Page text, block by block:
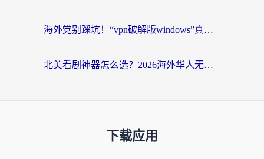
海外党别踩坑！“vpn破解版windows”真的能用？教你选对回国加速器无缝刷国内资源
北美看剧神器怎么选？2026海外华人无缝访问国内资源全攻略
下载应用